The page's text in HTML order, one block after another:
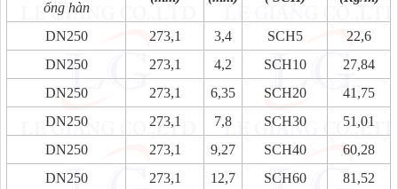
ống hàn
DN250 273,1 3,4 SCH5
22,6
DN250
273,1 4,2 SCH10
27,84
DN250
273,1 6,35 SCH20
41,75
DN250
273,1 7,8 SCH30
51,01
DN250
273,1 9,27 SCH40
60,28
DN250
273,1 12,7 SCH60
81,52